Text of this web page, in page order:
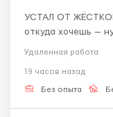
УСТАЛ ОТ ЖЁСТКОЙ
откуда хочешь —
Наша компания
писать тексты
заработок не заставит себя
влиться в процесс
Удаленная работа
19 часов назад
Без опыта